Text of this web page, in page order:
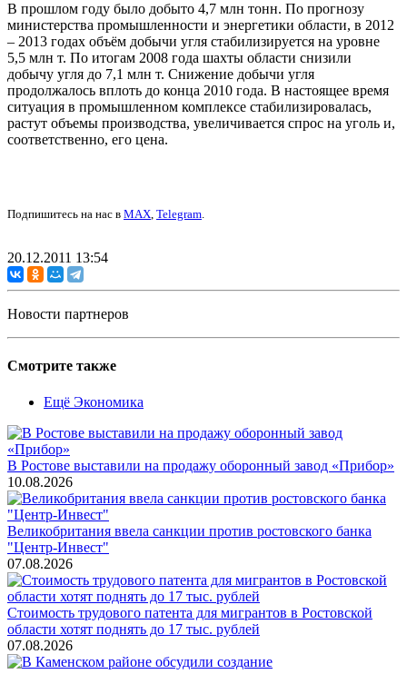
В прошлом году было добыто 4,7 млн тонн. По прогнозу
министерства промышленности и энергетики области, в 2012
– 2013 годах объём добычи угля стабилизируется на уровне
5,5 млн т. По итогам 2008 года шахты области снизили
добычу угля до 7,1 млн т. Снижение добычи угля
продолжалось вплоть до конца 2010 года. В настоящее время
ситуация в промышленном комплексе стабилизировалась,
растут объемы производства, увеличивается спрос на уголь и,
соответственно, его цена.
Подпишитесь на нас в MAX, Telegram.
20.12.2011 13:54
Новости партнеров
Смотрите также
Ещё Экономика
В Ростове выставили на продажу оборонный завод «Прибор»
10.08.2026
Великобритания ввела санкции против ростовского банка
"Центр-Инвест"
07.08.2026
Стоимость трудового патента для мигрантов в Ростовской
области хотят поднять до 17 тыс. рублей
07.08.2026